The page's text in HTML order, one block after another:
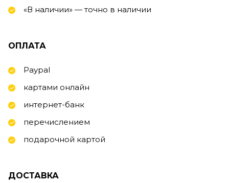
«В наличии» — точно в наличии
ОПЛАТА
Paypal
картами онлайн
интернет-банк
перечислением
подарочной картой
ДОСТАВКА